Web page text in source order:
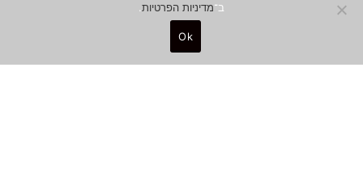
הצטרפו לקהילה היצירתית והמקצועית, ותפגשו
תוכן איכותי ומסקרן מהכותבים המובילים, עד
אליכם לאינבוקס
שם מלא
ב־מדיניות הפרטיות
Ok